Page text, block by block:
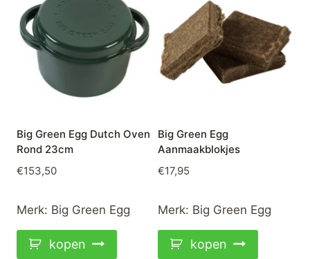
Big Green Egg Dutch Oven
Rond 23cm
€153,50
Merk: Big Green Egg
kopen
Big Green Egg
Aanmaakblokjes
€17,95
Merk: Big Green Egg
kopen